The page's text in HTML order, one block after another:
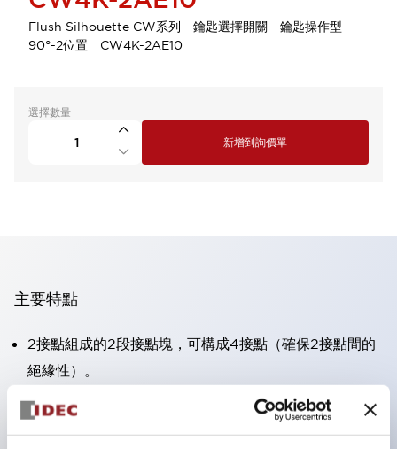
Flush Silhouette CW系列 鑰匙選擇開關 鑰匙操作型
90°-2位置 CW4K-2AE10
選擇數量
新增到詢價單
主要特點
2接點組成的2段接點塊，可構成4接點（確保2接點間的
絕緣性）。
面板深度39.9mm（※11段接點塊）、59.9mm（※22段
接點塊）。可實現省空間設計。